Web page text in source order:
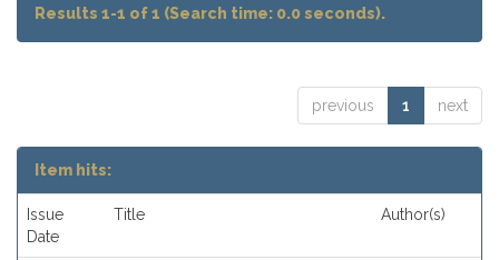
Results 1-1 of 1 (Search time: 0.0 seconds).
previous 1 next
Item hits:
Issue
Date
Title Author(s)